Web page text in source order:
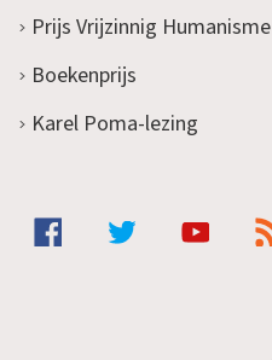
Prijs Vrijzinnig Humanisme
Boekenprijs
Karel Poma-lezing